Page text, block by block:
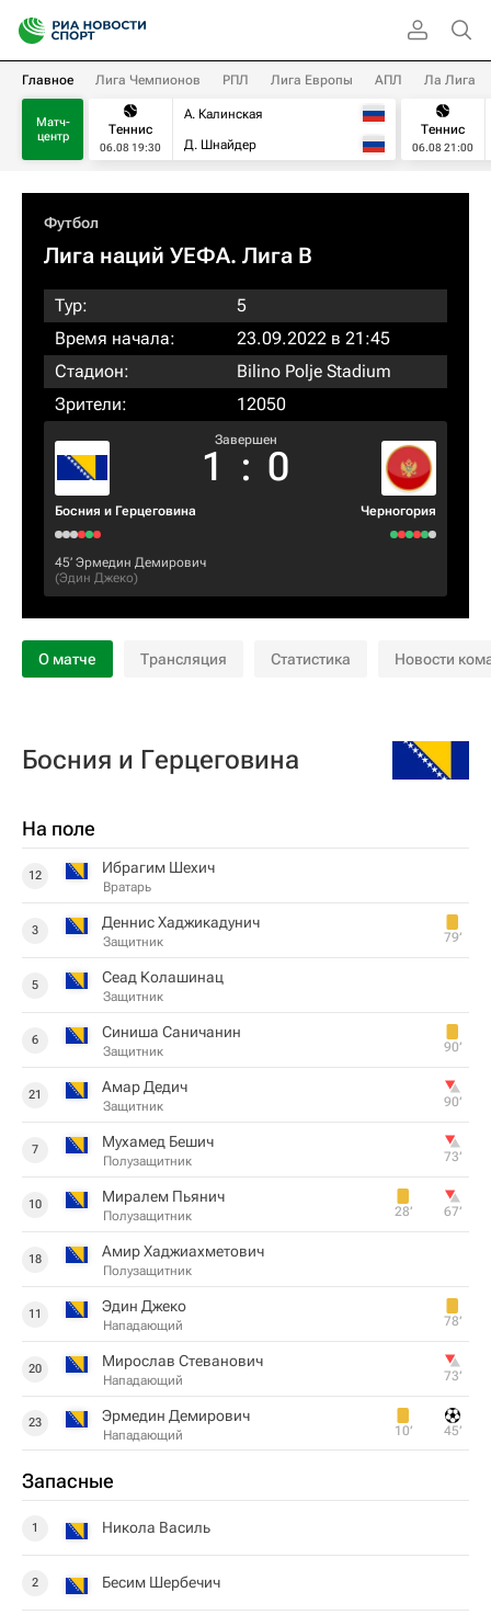
Главное Лига Чемпионов РПЛ Лига Европы АПЛ Ла Лига
Матч-
центр
Теннис
06.08 19:30
А. Калинская
Д. Шнайдер
Теннис
06.08 21:00
Футбол
Лига наций УЕФА. Лига B
Тур:
5
Время начала:
23.09.2022 в 21:45
Стадион:
Bilino Polje Stadium
Зрители:
12050
Босния и Герцеговина
Завершен
1 : 0
Черногория
45‎’‎ Эрмедин Демирович
(Эдин Джеко)
О матче Трансляция Статистика Новости
Босния и Герцеговина
На поле
12 Ибрагим Шехич
Вратарь
3 Деннис Хаджикадунич
Защитник 79‎’‎
5 Сеад Колашинац
Защитник
6 Синиша Саничанин
Защитник 90‎’‎
21 Амар Дедич
Защитник 90‎’‎
7 Мухамед Бешич
Полузащитник 73‎’‎
10 Миралем Пьянич
Полузащитник 28‎’‎ 67‎’‎
18 Амир Хаджиахметович
Полузащитник
11 Эдин Джеко
Нападающий 78‎’‎
20 Мирослав Стеванович
Нападающий 73‎’‎
23 Эрмедин Демирович
Нападающий 10‎’‎ 45‎’‎
Запасные
1 Никола Василь
2 Бесим Шербечич